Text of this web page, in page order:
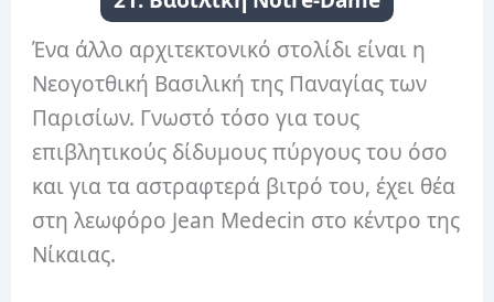
Ένα άλλο αρχιτεκτονικό στολίδι είναι η
Νεογοτθική Βασιλική της Παναγίας των
Παρισίων. Γνωστό τόσο για τους
επιβλητικούς δίδυμους πύργους του όσο
και για τα αστραφτερά βιτρό του, έχει θέα
στη λεωφόρο Jean Medecin στο κέντρο της
Νίκαιας.